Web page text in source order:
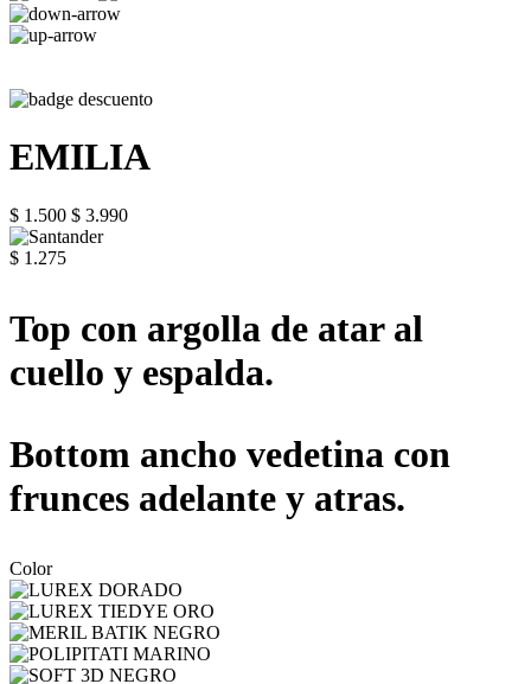
EMILIA
$ 1.500 $ 3.990
$ 1.275
Top con argolla de atar al
cuello y espalda.
Bottom ancho vedetina con
frunces adelante y atras.
Color